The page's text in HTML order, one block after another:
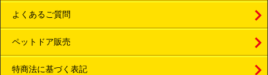
よくあるご質問
ペットドア販売
特商法に基づく表記